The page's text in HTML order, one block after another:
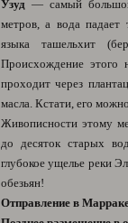
Узуд — самый
метров, а вода падает
языка ташельхит
Происхождение этого
проходит через
масла. Кстати, его
Живописности этому
до десяток старых
глубокое ущелье реки
обезьян!
Отправление в